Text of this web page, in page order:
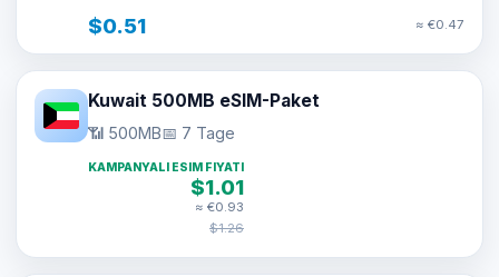
$0.51 ≈ €0.47
Kuwait 500MB eSIM-Paket
📶 500MB📅 7 Tage
KAMPANYALI ESIM FIYATI
$1.01
≈ €0.93
$1.26